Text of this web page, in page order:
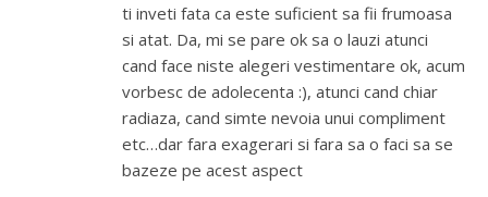
ti inveti fata ca este suficient sa fii frumoasa
si atat. Da, mi se pare ok sa o lauzi atunci
cand face niste alegeri vestimentare ok, acum
vorbesc de adolecenta :), atunci cand chiar
radiaza, cand simte nevoia unui compliment
etc…dar fara exagerari si fara sa o faci sa se
bazeze pe acest aspect